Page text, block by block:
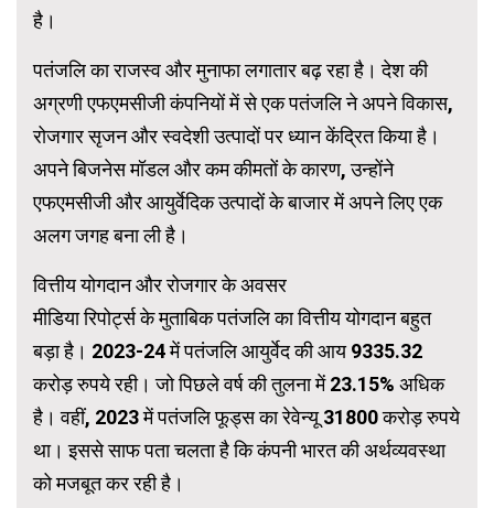
है।
पतंजलि का राजस्व और मुनाफा लगातार बढ़ रहा है। देश की
अग्रणी एफएमसीजी कंपनियों में से एक पतंजलि ने अपने विकास,
रोजगार सृजन और स्वदेशी उत्पादों पर ध्यान केंद्रित किया है।
अपने बिजनेस मॉडल और कम कीमतों के कारण, उन्होंने
एफएमसीजी और आयुर्वेदिक उत्पादों के बाजार में अपने लिए एक
अलग जगह बना ली है।
वित्तीय योगदान और रोजगार के अवसर
मीडिया रिपोर्ट्स के मुताबिक पतंजलि का वित्तीय योगदान बहुत
बड़ा है। 2023-24 में पतंजलि आयुर्वेद की आय 9335.32
करोड़ रुपये रही। जो पिछले वर्ष की तुलना में 23.15% अधिक
है। वहीं, 2023 में पतंजलि फूड्स का रेवेन्यू 31800 करोड़ रुपये
था। इससे साफ पता चलता है कि कंपनी भारत की अर्थव्यवस्था
को मजबूत कर रही है।